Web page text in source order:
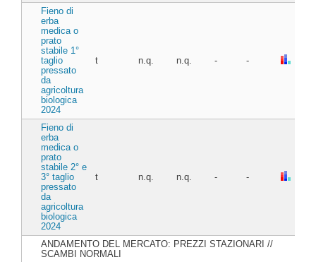
Fieno di
erba
medica o
prato
stabile 1°
taglio
pressato
da
agricoltura
biologica
2024
t n.q. n.q. - -
Fieno di
erba
medica o
prato
stabile 2° e
3° taglio
pressato
da
agricoltura
biologica
2024
t n.q. n.q. - -
ANDAMENTO DEL MERCATO: PREZZI STAZIONARI //
SCAMBI NORMALI